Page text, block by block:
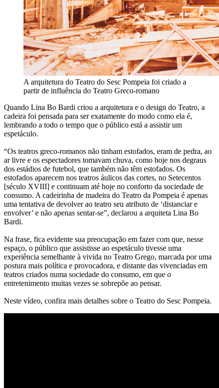
A arquitetura do Teatro do Sesc Pompeia foi criado a
partir de influência do Teatro Greco-romano
Quando Lina Bo Bardi criou a arquitetura e o design do Teatro, a
cadeira foi pensada para ser exatamente do modo como ela é,
lembrando a todo o tempo que o público está a assistir um
espetáculo.
“Os teatros greco-romanos não tinham estofados, eram de pedra, ao
ar livre e os espectadores tomavam chuva, como hoje nos degraus
dos estádios de futebol, que também não têm estofados. Os
estofados aparecem nos teatros áulicos das cortes, no Setecentos
[século XVIII] e continuam até hoje no conforto da sociedade de
consumo. A cadeirinha de madeira do Teatro da Pompeia é apenas
uma tentativa de devolver ao teatro seu atributo de ‘distanciar e
envolver’ e não apenas sentar-se”, declarou a arquiteta Lina Bo
Bardi.
Na frase, fica evidente sua preocupação em fazer com que, nesse
espaço, o público que assistisse ao espetáculo tivesse uma
experiência semelhante à vivida no Teatro Grego, marcada por uma
postura mais política e provocadora, e distante das vivenciadas em
teatros criados numa sociedade do consumo, em que o
entretenimento muitas vezes se sobrepõe ao pensar.
Neste vídeo, confira mais detalhes sobre o Teatro do Sesc Pompeia.